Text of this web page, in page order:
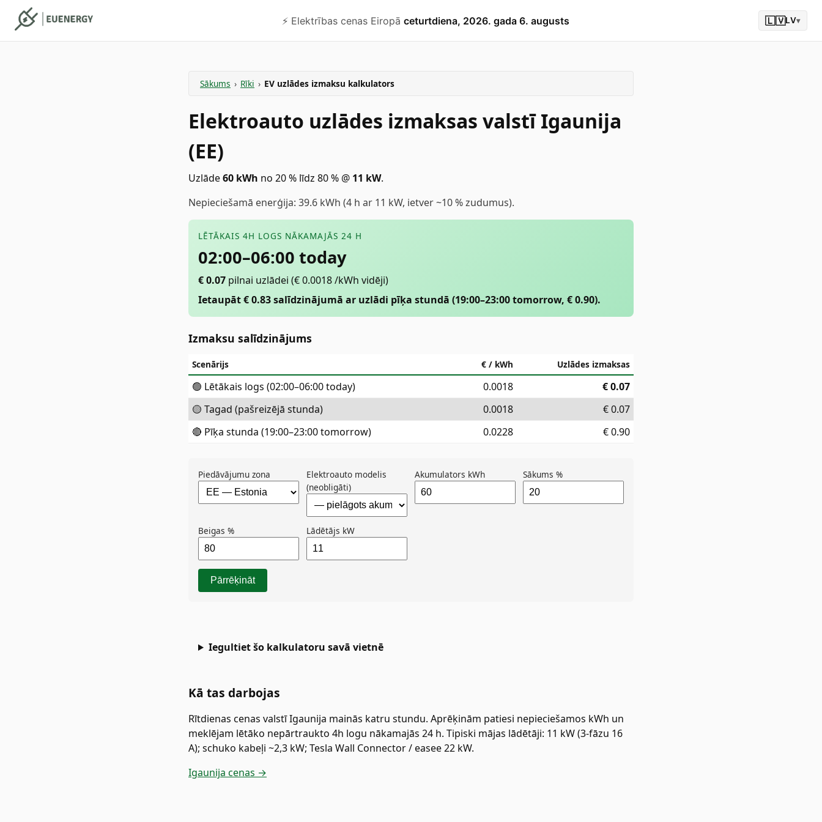
⚡️ Elektrības cenas Eiropā ceturtdiena, 2026. gada 6. augusts 🇱🇻LV▾
Sākums › Rīki › EV uzlādes izmaksu kalkulators
Elektroauto uzlādes izmaksas valstī Igaunija
(EE)
Uzlāde60 kWh no 20 % līdz 80 % @ 11 kW.
Nepieciešamā enerģija: 39.6 kWh (4 h ar 11 kW, ietver ~10 % zudumus).
LĒTĀKAIS 4H LOGS NĀKAMAJĀS 24 H
02:00–06:00 today
€0.07 pilnai uzlādei (€ 0.0018 /kWh vidēji)
Ietaupāt € 0.83 salīdzinājumā ar uzlādi pīķa stundā (19:00–23:00 tomorrow, € 0.90).
Izmaksu salīdzinājums
Scenārijs € / kWh Uzlādes izmaksas
🟢 Lētākais logs (02:00–06:00 today) 0.0018 €0.07
🟡 Tagad (pašreizējā stunda)
0.0018 €0.07
🔴 Pīķa stunda (19:00–23:00 tomorrow)
0.0228 €0.90
Piedāvājumu zona
Elektroauto modelis
(neobligāti)
Akumulators kWh Sākums %
Beigas % Lādētājs kW
Pārrēķināt
Iegultiet šo kalkulatoru savā vietnē
Kā tas darbojas
Rītdienas cenas valstī Igaunija mainās katru stundu. Aprēķinām patiesi nepieciešamos kWh un
meklējam lētāko nepārtraukto 4h logu nākamajās 24 h. Tipiski mājas lādētāji: 11 kW (3-fāzu 16
A); schuko kabeļi ~2,3 kW; Tesla Wall Connector / easee 22 kW.
Igaunija cenas →